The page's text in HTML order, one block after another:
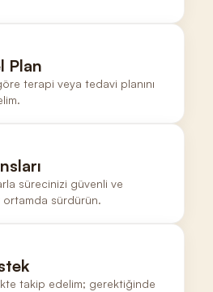
Plan
terapi veya tedavi planını
sürecinizi güvenli ve
sürdürün.
takip edelim; gerektiğinde